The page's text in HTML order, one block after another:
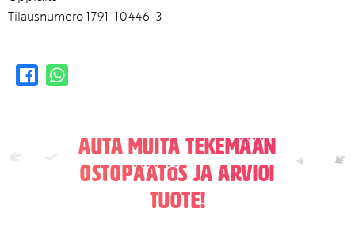
Tilausnumero 1791-10446-3
Auta muita tekemään
ostopäätös ja arvioi
tuote!